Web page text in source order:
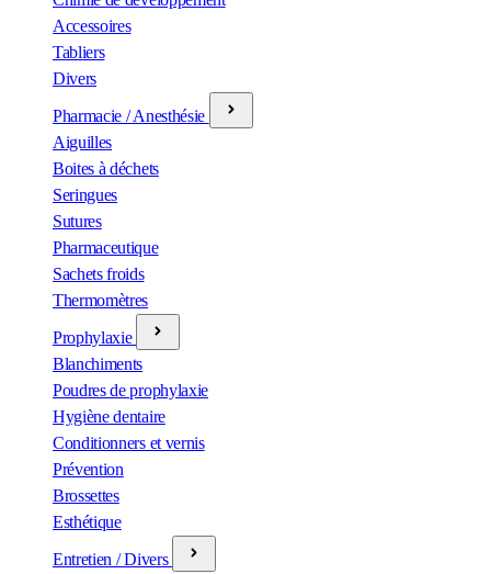
Accessoires
Tabliers
Divers
Pharmacie / Anesthésie
Aiguilles
Boites à déchets
Seringues
Sutures
Pharmaceutique
Sachets froids
Thermomètres
Prophylaxie
Blanchiments
Poudres de prophylaxie
Hygiène dentaire
Conditionners et vernis
Prévention
Brossettes
Esthétique
Entretien / Divers